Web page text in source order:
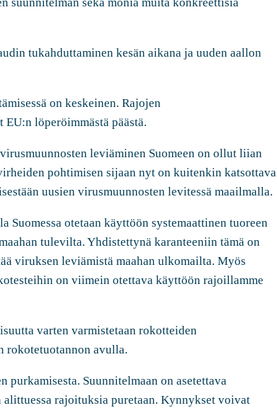
tukahduttaminen kesän aikana ja uuden aallon
on keskeinen. Rajojen
löperöimmästä päästä.
leviäminen Suomeen on ollut liian
pohtimisen sijaan nyt on kuitenkin katsottava
uusien virusmuunnosten levitessä maailmalla.
otetaan käyttöön systemaattinen tuoreen
tulevilta. Yhdistettynä karanteeniin tämä on
viruksen leviämistä maahan ulkomailta. Myös
on viimein otettava käyttöön rajoillamme
varten varmistetaan rokotteiden
rokotetuotannon avulla.
Suunnitelmaan on asetettava
rajoituksia puretaan. Kynnykset voivat